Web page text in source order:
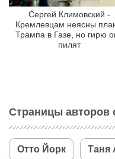
Сергей Климовский -
Кремлевцам неясны
Трампа в Газе, но гирю
пилят
Страницы авторов
Отто Йорк Таня